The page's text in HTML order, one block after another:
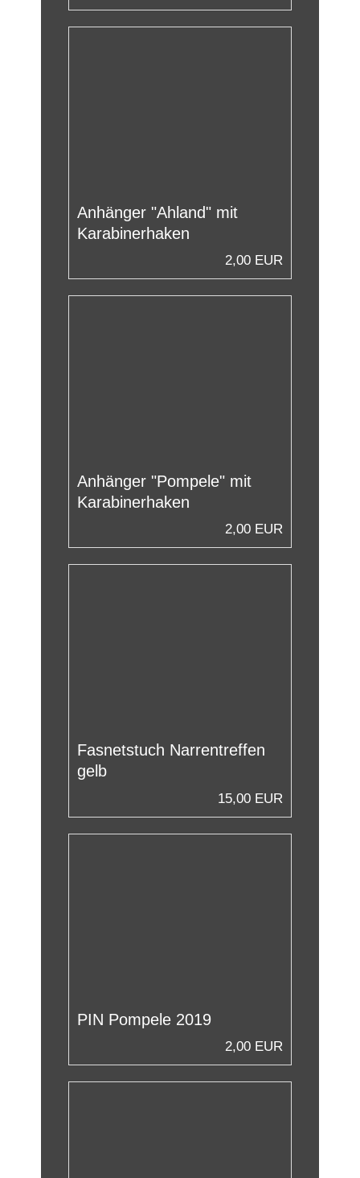
Anhänger "Ahland" mit
Karabinerhaken
2,00 EUR
Anhänger "Pompele" mit
Karabinerhaken
2,00 EUR
Fasnetstuch Narrentreffen
gelb
15,00 EUR
PIN Pompele 2019
2,00 EUR